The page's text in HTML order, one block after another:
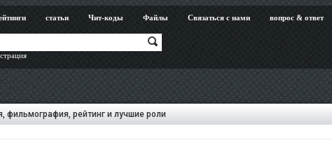
статьи Чит-коды Файлы Связаться с нами вопрос & ответ
фильмография, рейтинг и лучшие роли